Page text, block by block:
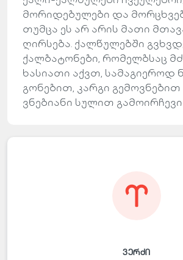
მორიდებულები და
თუმცა ეს არ არის მათი
ღირსება. ქალწულებში
ქალბატონები, რომელბსაც
ხასიათი აქვთ, სამაგიეროდ
გონებით, კარგი
ვნებიანი სულით
ვერძი